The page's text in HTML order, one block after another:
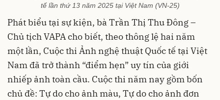
tế lần thứ 13 năm 2025 tại Việt Nam (VN-25)
Phát biểu tại sự kiện, bà Trần Thị Thu Đông –
Chủ tịch VAPA cho biết, theo thông lệ hai năm
một lần, Cuộc thi Ảnh nghệ thuật Quốc tế tại Việt
Nam đã trở thành “điểm hẹn” uy tín của giới
nhiếp ảnh toàn cầu. Cuộc thi năm nay gồm bốn
chủ đề: Tự do cho ảnh màu, Tự do cho ảnh đơn